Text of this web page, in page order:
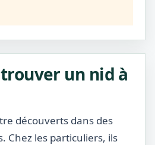
un nid à
découverts dans des
Chez les particuliers, ils